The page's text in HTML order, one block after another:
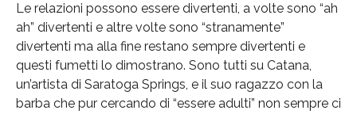
Le relazioni possono essere divertenti, a volte sono “ah
ah” divertenti e altre volte sono “stranamente”
divertenti ma alla fine restano sempre divertenti e
questi fumetti lo dimostrano. Sono tutti su Catana,
un’artista di Saratoga Springs, e il suo ragazzo con la
barba che pur cercando di “essere adulti” non sempre ci